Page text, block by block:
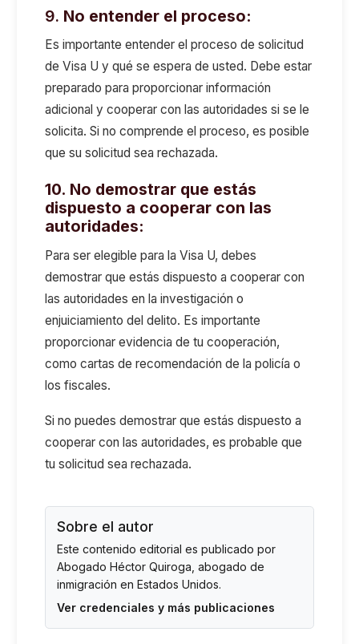
9. No entender el proceso:
Es importante entender el proceso de solicitud
de Visa U y qué se espera de usted. Debe estar
preparado para proporcionar información
adicional y cooperar con las autoridades si se le
solicita. Si no comprende el proceso, es posible
que su solicitud sea rechazada.
10. No demostrar que estás
dispuesto a cooperar con las
autoridades:
Para ser elegible para la Visa U, debes
demostrar que estás dispuesto a cooperar con
las autoridades en la investigación o
enjuiciamiento del delito. Es importante
proporcionar evidencia de tu cooperación,
como cartas de recomendación de la policía o
los fiscales.
Si no puedes demostrar que estás dispuesto a
cooperar con las autoridades, es probable que
tu solicitud sea rechazada.
Sobre el autor
Este contenido editorial es publicado por
Abogado Héctor Quiroga , abogado de
inmigración en Estados Unidos.
Ver credenciales y más publicaciones